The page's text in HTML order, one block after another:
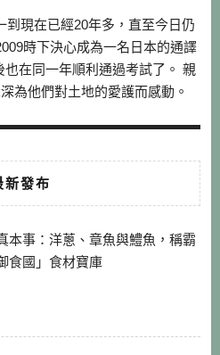
到現在已經20年多，直至今日仍
時下決心成為一名日本的通譯
在同一年順利通過考試了。 親
為他們對土地的愛護而感動。
新發布
本事：洋蔥、章魚與鱧魚，稱霸
食國」食材寶庫